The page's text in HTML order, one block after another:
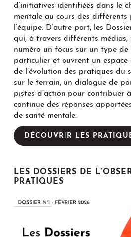
d’initiatives identifiées dans le
mentale au cours des différents
l’équipe. D’autre part, les
qui, à travers différents médias,
numéro un focus sur un type de
particulier et ouvrent un
de l’évolution des pratiques du
sur le terrain, un dialogue de
pistes d’action pour contribuer
continue des réponses
de santé mentale.
DÉCOUVRIR LES
LES DOSSIERS DE
PRATIQUES